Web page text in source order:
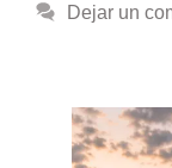
Dejar un